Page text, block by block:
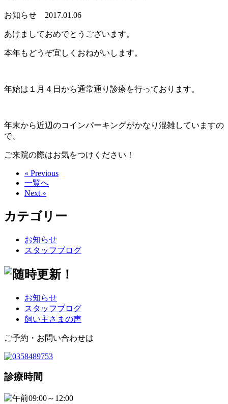
お知らせ 2017.01.06
あけましておめでとうございます。
本年もどうぞ宜しくおねがいします。
年始は１月４日から通常通り診療を行っております。
年末から近辺のコインパーキングがかなり混雑していますの
で、
ご来院の際はお気をつけください！
« Previous
一覧へ
Next »
カテゴリー
お知らせ
スタッフブログ
お知らせ
スタッフブログ
飼い主さまの声
ご予約・お問い合わせは
診療時間
09:00～12:00